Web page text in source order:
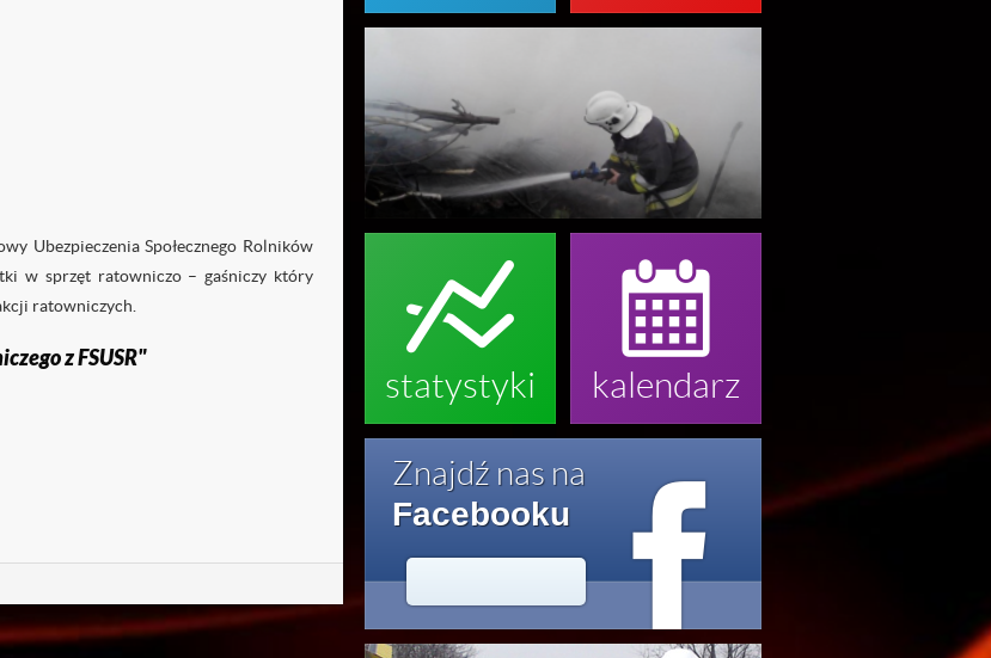
Ubezpieczenia Społecznego Rolników
w sprzęt ratowniczo – gaśniczy który
ratowniczych.
z FSUSR" 
statystyki

kalendarz
Znajdź nas na
Facebooku
